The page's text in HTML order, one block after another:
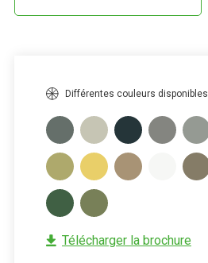
Différentes couleurs disponibles
Télécharger la brochure